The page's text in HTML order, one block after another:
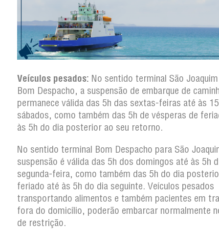
Veículos pesados: No sentido terminal São
Bom Despacho, a suspensão de embarque de
permanece válida das 5h das sextas-feiras até às
sábados, como também das 5h de vésperas de
às 5h do dia posterior ao seu retorno.
No sentido terminal Bom Despacho para São
suspensão é válida das 5h dos domingos até às 5h
segunda-feira, como também das 5h do dia
feriado até às 5h do dia seguinte. Veículos pesados
transportando alimentos e também pacientes em
fora do domicílio, poderão embarcar normalmente
de restrição.